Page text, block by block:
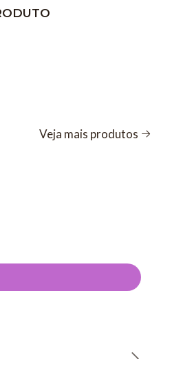
Veja mais produtos